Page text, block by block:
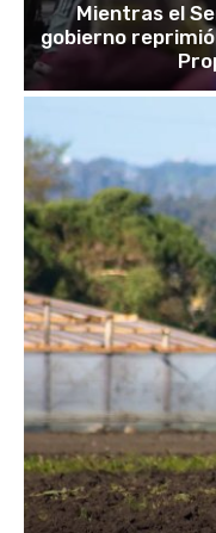
Mientras el
gobierno